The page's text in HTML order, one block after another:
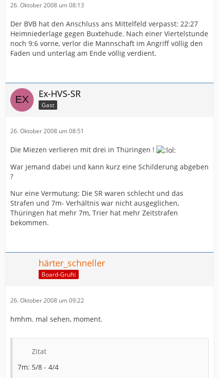
26. Oktober 2008 um 08:13
Der BVB hat den Anschluss ans Mittelfeld verpasst: 22:27
Heimniederlage gegen Buxtehude. Nach einer Viertelstunde
noch 9:6 vorne, verlor die Mannschaft im Angriff völlig den
Faden und unterlag am Ende völlig verdient.
Ex-HVS-SR
Gast
26. Oktober 2008 um 08:51
Die Miezen verlieren mit drei in Thüringen !
War jemand dabei und kann kurz eine Schilderung abgeben
?
Nur eine Vermutung: Die SR waren schlecht und das
Strafen und 7m- Verhältnis war nicht ausgeglichen,
Thüringen hat mehr 7m, Trier hat mehr Zeitstrafen
bekommen.
härter_schneller
Board-Grufti
26. Oktober 2008 um 09:22
hmhm. mal sehen, moment.
Zitat
7m: 5/8 - 4/4